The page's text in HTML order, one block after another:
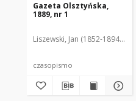
Gazeta Olsztyńska,
1889, nr 1
Liszewski, Jan (1852-1894). Red.
czasopismo